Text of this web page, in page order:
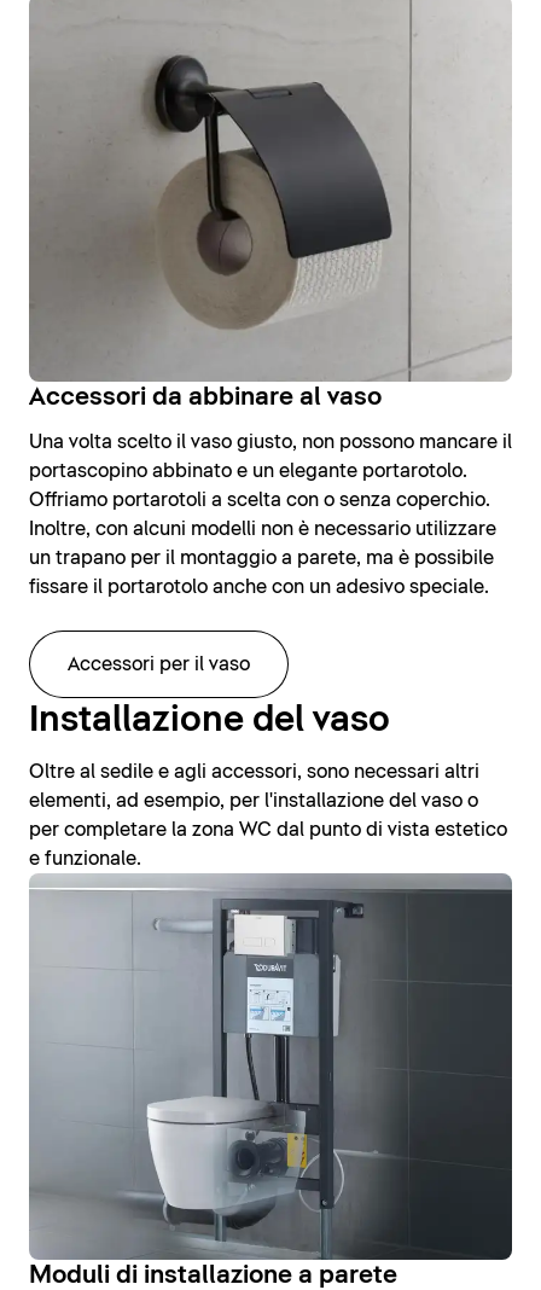
Accessori da abbinare al vaso
Una volta scelto il vaso giusto, non possono mancare il
portascopino abbinato e un elegante portarotolo.
Offriamo portarotoli a scelta con o senza coperchio.
Inoltre, con alcuni modelli non è necessario utilizzare
un trapano per il montaggio a parete, ma è possibile
fissare il portarotolo anche con un adesivo speciale.
Accessori per il vaso
Installazione del vaso
Oltre al sedile e agli accessori, sono necessari altri
elementi, ad esempio, per l'installazione del vaso o
per completare la zona WC dal punto di vista estetico
e funzionale.
Moduli di installazione a parete